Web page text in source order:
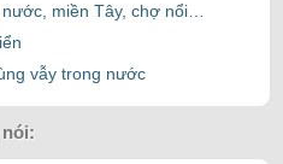
miền Tây, chợ nổi…
vẫy trong nước